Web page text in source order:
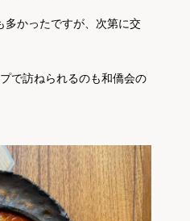
多かったですが、次第に交
で訪ねられるのも和僑会の